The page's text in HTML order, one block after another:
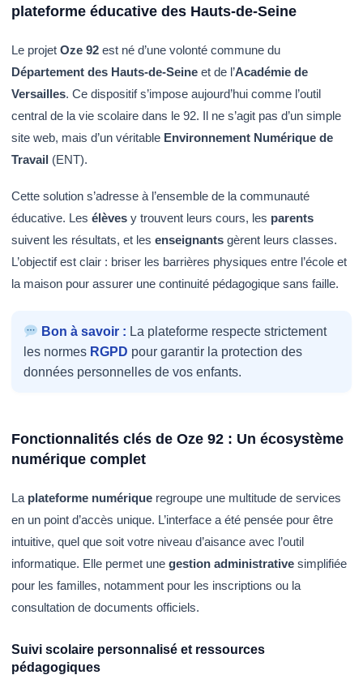
plateforme éducative des Hauts-de-Seine
Le projet Oze 92 est né d’une volonté commune du
Département des Hauts-de-Seine et de l’Académie de
Versailles. Ce dispositif s’impose aujourd’hui comme l’outil
central de la vie scolaire dans le 92. Il ne s’agit pas d’un simple
site web, mais d’un véritable Environnement Numérique de
Travail (ENT).
Cette solution s’adresse à l’ensemble de la communauté
éducative. Les élèves y trouvent leurs cours, les parents
suivent les résultats, et les enseignants gèrent leurs classes.
L’objectif est clair : briser les barrières physiques entre l’école et
la maison pour assurer une continuité pédagogique sans faille.
Bon à savoir : La plateforme respecte strictement
les normes RGPD pour garantir la protection des
données personnelles de vos enfants.
Fonctionnalités clés de Oze 92 : Un écosystème
numérique complet
La plateforme numérique regroupe une multitude de services
en un point d’accès unique. L’interface a été pensée pour être
intuitive, quel que soit votre niveau d’aisance avec l’outil
informatique. Elle permet une gestion administrative simplifiée
pour les familles, notamment pour les inscriptions ou la
consultation de documents officiels.
Suivi scolaire personnalisé et ressources
pédagogiques